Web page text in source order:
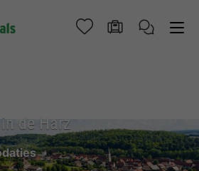
de Harz